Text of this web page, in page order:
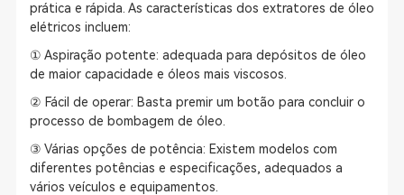
prática e rápida. As características dos extratores de óleo
elétricos incluem:
① Aspiração potente: adequada para depósitos de óleo
de maior capacidade e óleos mais viscosos.
② Fácil de operar: Basta premir um botão para concluir o
processo de bombagem de óleo.
③ Várias opções de potência: Existem modelos com
diferentes potências e especificações, adequados a
vários veículos e equipamentos.